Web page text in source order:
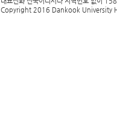
Copyright 2016 Dankook University